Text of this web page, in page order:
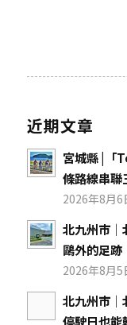
近期文章
宮城縣 |「
條路線串聯
2026年8月6
北九州市
鷗外的足跡
2026年8月5
北九州市
停駛日也能